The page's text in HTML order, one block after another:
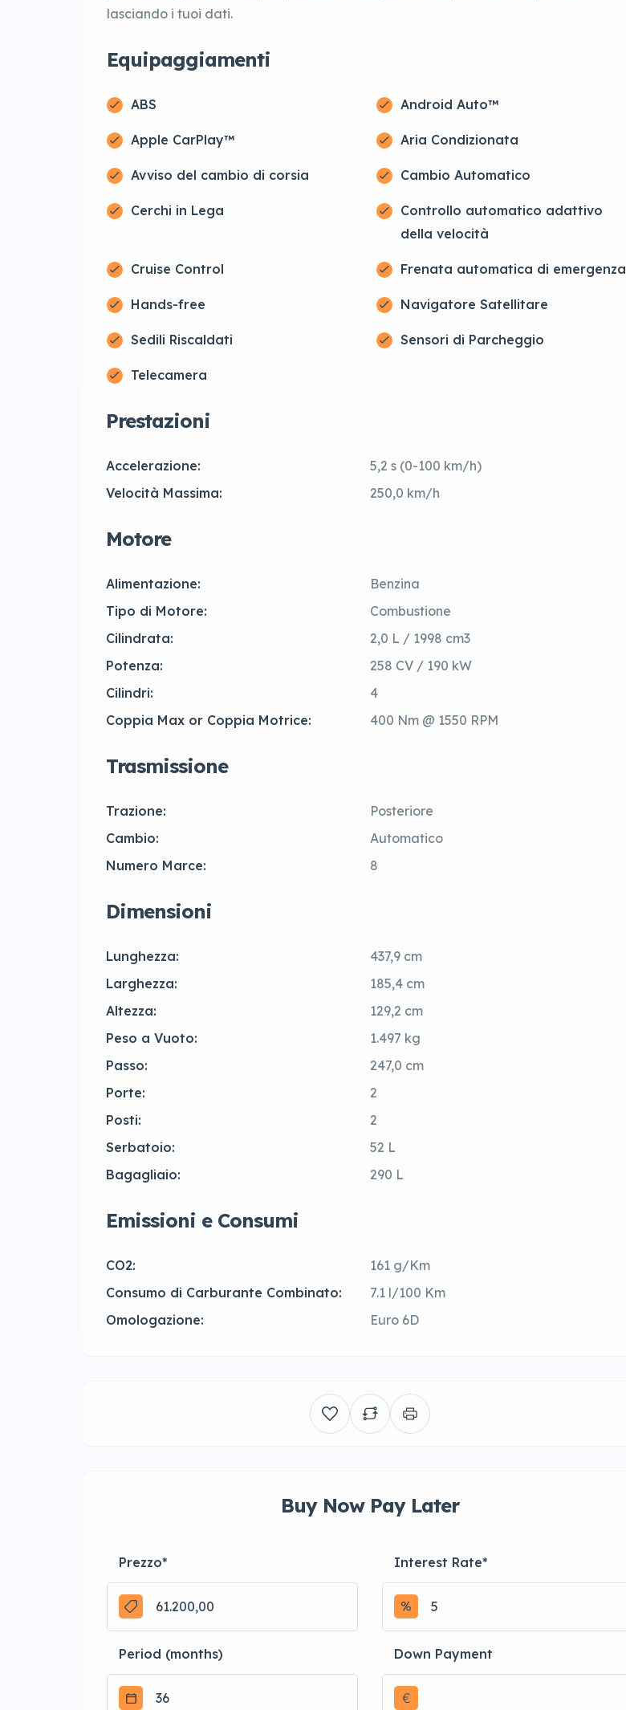
lasciando i tuoi dati.
Equipaggiamenti
ABS Android Auto™
Apple CarPlay™ Aria Condizionata
Avviso del cambio di corsia Cambio Automatico
Cerchi in Lega
Controllo automatico adattivo
della velocità
Cruise Control Frenata automatica di emergenza
Hands-free Navigatore Satellitare
Sedili Riscaldati Sensori di Parcheggio
Telecamera
Prestazioni
Accelerazione:
5,2 s (0-100 km/h)
Velocità Massima:
250,0 km/h
Motore
Alimentazione:
Benzina
Tipo di Motore:
Combustione
Cilindrata:
2,0 L / 1998 cm3
Potenza:
258 CV / 190 kW
Cilindri:
4
Coppia Max or Coppia Motrice:
400 Nm @ 1550 RPM
Trasmissione
Trazione:
Posteriore
Cambio:
Automatico
Numero Marce:
8
Dimensioni
Lunghezza:
437,9 cm
Larghezza:
185,4 cm
Altezza:
129,2 cm
Peso a Vuoto:
1.497 kg
Passo:
247,0 cm
Porte:
2
Posti:
2
Serbatoio:
52 L
Bagagliaio:
290 L
Emissioni e Consumi
CO2:
161 g/Km
Consumo di Carburante Combinato:
7.1 l/100 Km
Omologazione:
Euro 6D
Buy Now Pay Later
Prezzo* Interest Rate*
Period (months) Down Payment
€